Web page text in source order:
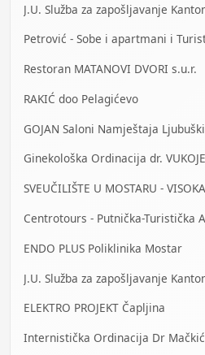
Petrović - Sobe i apartmani i
Restoran MATANOVI DVORI s.u.r.
RAKIĆ doo Pelagićevo
GOJAN Saloni Namještaja Ljubuški
Ginekološka Ordinacija dr.
SVEUČILIŠTE U MOSTARU -
Centrotours - Putnička-Turistička
ENDO PLUS Poliklinika Mostar
J.U. Služba za zapošljavanje
ELEKTRO PROJEKT Čapljina
Internistička Ordinacija Dr Mačkić